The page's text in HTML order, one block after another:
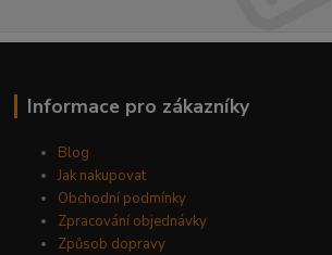
Informace pro zákazníky
Blog
Jak nakupovat
Obchodní podmínky
Zpracování objednávky
Způsob dopravy